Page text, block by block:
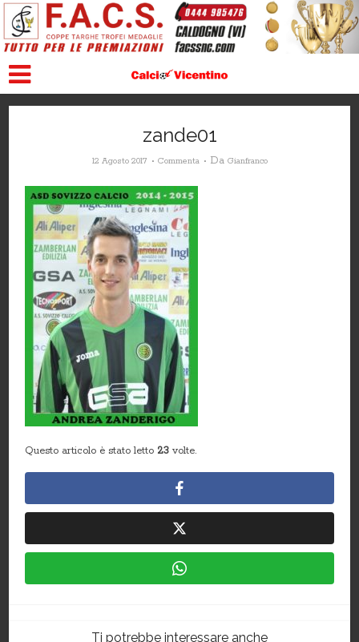
zande01
12 Agosto 2017 Commenta Da Gianfranco
Questo articolo è stato letto 23 volte.
Ti potrebbe interessare anche